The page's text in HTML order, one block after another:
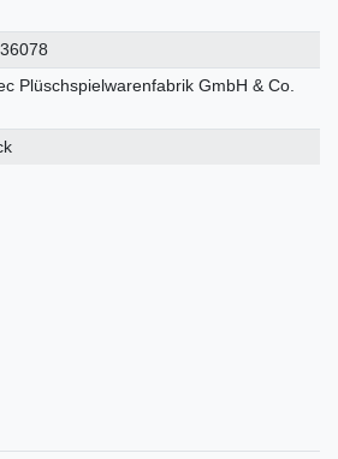
Plüschspielwarenfabrik GmbH & Co.